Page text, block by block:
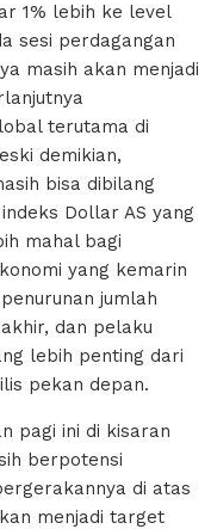
1% lebih ke level
sesi perdagangan
masih akan menjadi
terutama di
demikian,
bisa dibilang
Dollar AS yang
mahal bagi
yang kemarin
jumlah
dan pelaku
lebih penting dari
pekan depan.
pagi ini di kisaran
berpotensi
di atas
menjadi target